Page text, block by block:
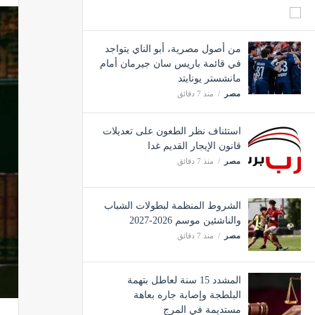
من أصول مصرية، أبو الناي يتواجد
في قائمة باريس سان جيرمان أمام
مانشستر يونايتد
مصر منذ 7 دقائق
استئناف نظر الطعون على تعديلات
قانون الإيجار القديم غدا
مصر منذ 7 دقائق
الشروط المنظمة لبطولات الشباب
والناشئين موسم 2026-2027
مصر منذ 7 دقائق
المشدد 15 سنة لعاطل بتهمة
البلطجة وإصابة جاره بعاهة
مستديمة في المرج